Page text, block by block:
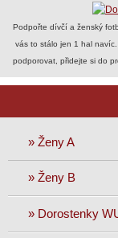
Podpořte dívčí a ženský
vás to stálo jen 1 hal
podporovat, přidejte si do
» Ženy A
» Ženy B
» Dorostenky